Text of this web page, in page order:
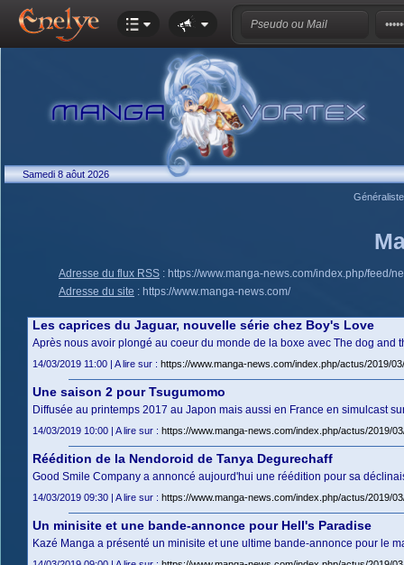
Samedi 8 aôut 2026
Adresse du flux RSS : https://www.manga-news.com/index.php/feed/
Adresse du site : https://www.manga-news.com/
Les caprices du Jaguar, nouvelle série chez Boy's Love
Après nous avoir plongé au coeur du monde de la boxe avec The dog
14/03/2019 11:00 | A lire sur : https://www.manga-news.com/index.php/actus/2019/
Une saison 2 pour Tsugumomo
Diffusée au printemps 2017 au Japon mais aussi en France en simulcast
14/03/2019 10:00 | A lire sur : https://www.manga-news.com/index.php/actus/2019/
Réédition de la Nendoroid de Tanya Degurechaff
Good Smile Company a annoncé aujourd'hui une réédition pour sa
14/03/2019 09:30 | A lire sur : https://www.manga-news.com/index.php/actus/2019/
Un minisite et une bande-annonce pour Hell's Paradise
Kazé Manga a présenté un minisite et une ultime bande-annonce pour le